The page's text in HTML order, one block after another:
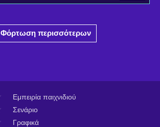
Φόρτωση περισσότερων
Εμπειρία παιχνιδιού
Σενάριο
Γραφικά